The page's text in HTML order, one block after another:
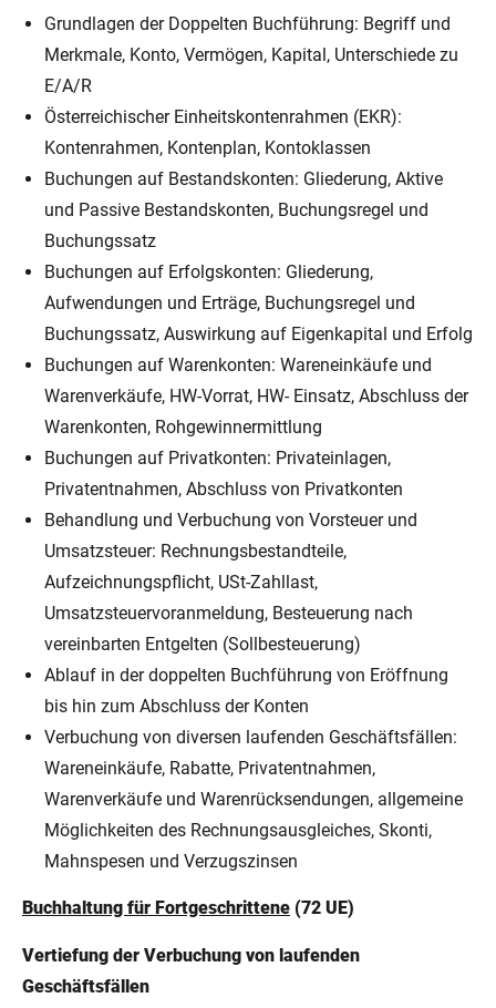
Grundlagen der Doppelten Buchführung: Begriff und
Merkmale, Konto, Vermögen, Kapital, Unterschiede zu
E/A/R
Österreichischer Einheitskontenrahmen (EKR):
Kontenrahmen, Kontenplan, Kontoklassen
Buchungen auf Bestandskonten: Gliederung, Aktive
und Passive Bestandskonten, Buchungsregel und
Buchungssatz
Buchungen auf Erfolgskonten: Gliederung,
Aufwendungen und Erträge, Buchungsregel und
Buchungssatz, Auswirkung auf Eigenkapital und Erfolg
Buchungen auf Warenkonten: Wareneinkäufe und
Warenverkäufe, HW-Vorrat, HW- Einsatz, Abschluss der
Warenkonten, Rohgewinnermittlung
Buchungen auf Privatkonten: Privateinlagen,
Privatentnahmen, Abschluss von Privatkonten
Behandlung und Verbuchung von Vorsteuer und
Umsatzsteuer: Rechnungsbestandteile,
Aufzeichnungspflicht, USt-Zahllast,
Umsatzsteuervoranmeldung, Besteuerung nach
vereinbarten Entgelten (Sollbesteuerung)
Ablauf in der doppelten Buchführung von Eröffnung
bis hin zum Abschluss der Konten
Verbuchung von diversen laufenden Geschäftsfällen:
Wareneinkäufe, Rabatte, Privatentnahmen,
Warenverkäufe und Warenrücksendungen, allgemeine
Möglichkeiten des Rechnungsausgleiches, Skonti,
Mahnspesen und Verzugszinsen
Buchhaltung für Fortgeschrittene (72 UE)
Vertiefung der Verbuchung von laufenden
Geschäftsfällen